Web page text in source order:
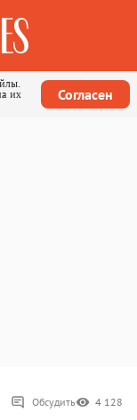
их
Согласен
Обсудить 4 128